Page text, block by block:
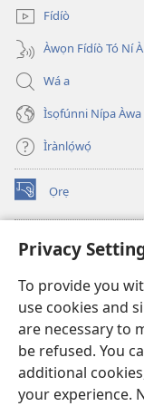
Privacy
To provide you
use cookies and
are necessary to
be refused. You
additional
your experience.
Fídíò
Àwọn Fídíò Tó Ní
Wá a
Ìsọfúnni Nípa Àwa
Ìrànlọ́wọ́
Ọrẹ
(opens
new
ÀKÁ ÌWÉ ORÍ
(opens
window)JW Hub
(opens
new
window)JW Library
Watchtower